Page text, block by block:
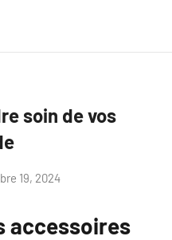
soin de vos
19, 2024
accessoires